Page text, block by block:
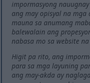
impormasyong
ang may opisyal na
mauna sa anumang
balewalain ang
nabasa mo sa website
Higit pa rito, ang
para sa mga layuning
ang may-akda ay